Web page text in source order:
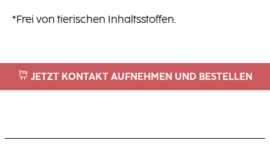
*Frei von tierischen Inhaltsstoffen.
JETZT KONTAKT AUFNEHMEN UND BESTELLEN